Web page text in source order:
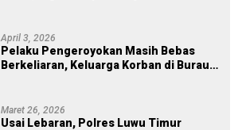
April 3, 2026
Pelaku Pengeroyokan Masih Bebas
Berkeliaran, Keluarga Korban di Burau
Maret 26, 2026
Usai Lebaran, Polres Luwu Timur